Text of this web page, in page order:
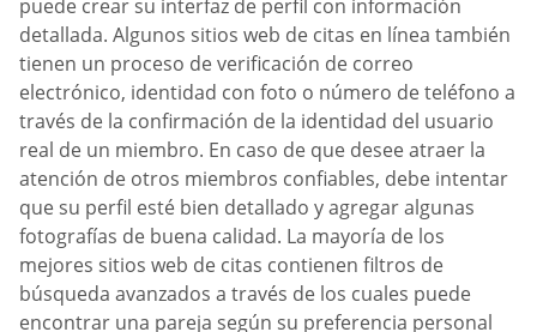
puede crear su interfaz de perfil con información
detallada. Algunos sitios web de citas en línea también
tienen un proceso de verificación de correo
electrónico, identidad con foto o número de teléfono a
través de la confirmación de la identidad del usuario
real de un miembro. En caso de que desee atraer la
atención de otros miembros confiables, debe intentar
que su perfil esté bien detallado y agregar algunas
fotografías de buena calidad. La mayoría de los
mejores sitios web de citas contienen filtros de
búsqueda avanzados a través de los cuales puede
encontrar una pareja según su preferencia personal